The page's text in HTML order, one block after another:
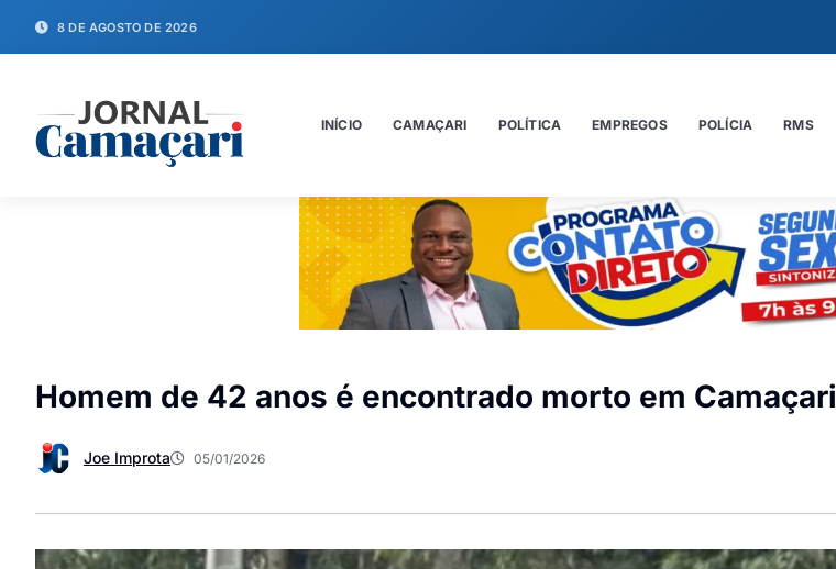
8 DE AGOSTO DE 2026
INÍCIO CAMAÇARI POLÍTICA EMPREGOS POLÍCIA RMS
Homem de 42 anos é encontrado morto em Camaçari
Joe Improta 05/01/2026